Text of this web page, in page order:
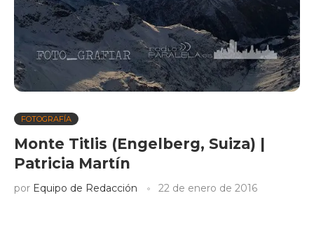
FOTOGRAFÍA
Monte Titlis (Engelberg, Suiza) |
Patricia Martín
por Equipo de Redacción 22 de enero de 2016